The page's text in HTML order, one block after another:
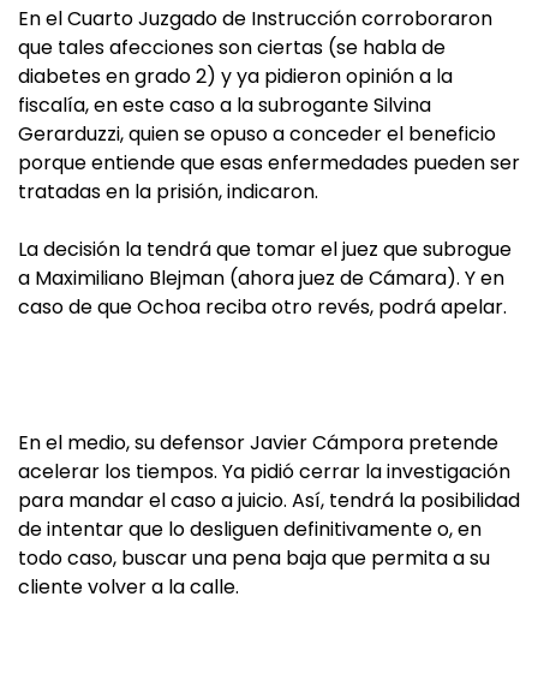
En el Cuarto Juzgado de Instrucción corroboraron
que tales afecciones son ciertas (se habla de
diabetes en grado 2) y ya pidieron opinión a la
fiscalía, en este caso a la subrogante Silvina
Gerarduzzi, quien se opuso a conceder el beneficio
porque entiende que esas enfermedades pueden ser
tratadas en la prisión, indicaron.
La decisión la tendrá que tomar el juez que subrogue
a Maximiliano Blejman (ahora juez de Cámara). Y en
caso de que Ochoa reciba otro revés, podrá apelar.
En el medio, su defensor Javier Cámpora pretende
acelerar los tiempos. Ya pidió cerrar la investigación
para mandar el caso a juicio. Así, tendrá la posibilidad
de intentar que lo desliguen definitivamente o, en
todo caso, buscar una pena baja que permita a su
cliente volver a la calle.